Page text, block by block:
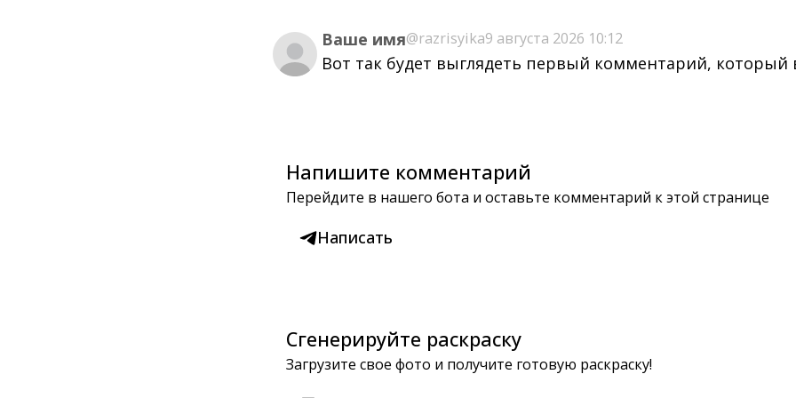
Ваше имя@razrisyika9 августа 2026 10:12
Вот так будет выглядеть первый комментарий,
Напишите комментарий
Перейдите в нашего бота и оставьте комментарий к этой странице
Написать
Сгенерируйте раскраску
Загрузите свое фото и получите готовую раскраску!